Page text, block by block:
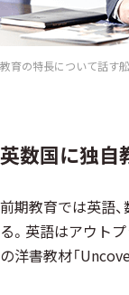
教育の特長について話す
英数国に独自
前期教育では英語
る。英語はアウト
の洋書教材「Uncover